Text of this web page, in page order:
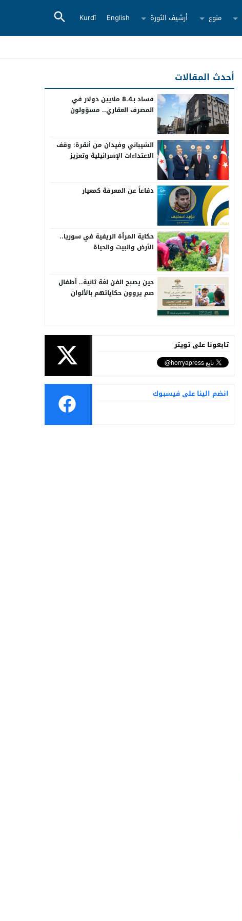
منوع أرشيف الثورة English
Kurdî
أحدث المقالات
فساد بـ8.4 ملايين دولار في
المصرف العقاري.. مسؤولون
الشيباني وفيدان من أنقرة: وقف
الاعتداءات الإسرائيلية وتعزيز
دفاعاً عن المعرفة كمعيار
حكاية المرأة الريفية في سوريا..
الأرض والبيت والحياة
حين يصبح الفن لغة ثانية.. أطفال
صم يروون حكاياتهم بالألوان
انضم الينا على فيسبوك
تابعونا على تويتر